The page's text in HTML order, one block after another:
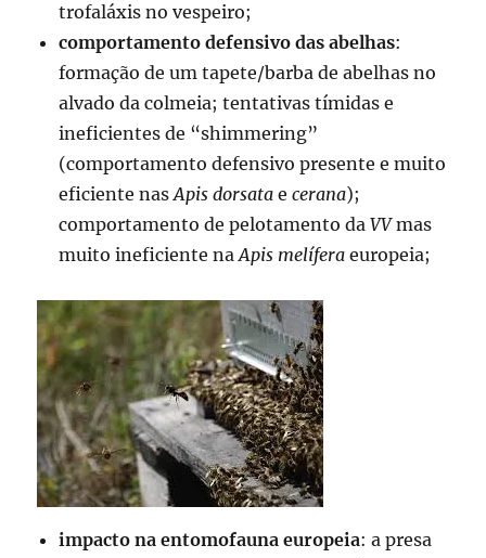
trofaláxis no vespeiro;
comportamento defensivo das abelhas:
formação de um tapete/barba de abelhas no
alvado da colmeia; tentativas tímidas e
ineficientes de “shimmering”
(comportamento defensivo presente e muito
eficiente nasApis dorsata ecerana);
comportamento de pelotamento daVVmas
muito ineficiente naApis melífera europeia;
impacto na entomofauna europeia: a presa